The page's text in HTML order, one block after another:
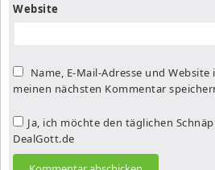
Website
Name, E-Mail-Adresse und
meinen nächsten Kommentar
Ja, ich möchte den täglichen
DealGott.de